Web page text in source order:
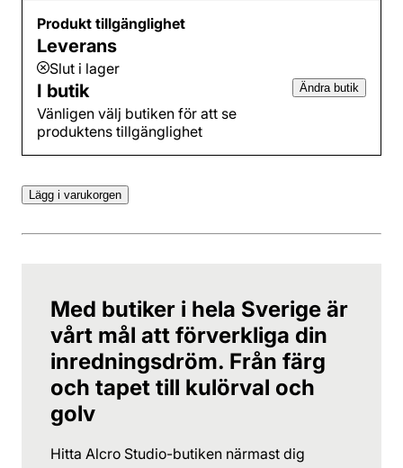
Produkt tillgänglighet
Leverans
Slut i lager
I butik
Vänligen välj butiken för att se
produktens tillgänglighet
Ändra butik
Lägg i varukorgen
Med butiker i hela Sverige är
vårt mål att förverkliga din
inredningsdröm. Från färg
och tapet till kulörval och
golv
Hitta Alcro Studio-butiken närmast dig